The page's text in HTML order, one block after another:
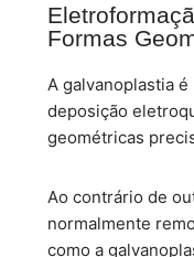
Formas
A galvanoplastia
deposição
geométricas
Ao contrário de
normalmente
como a